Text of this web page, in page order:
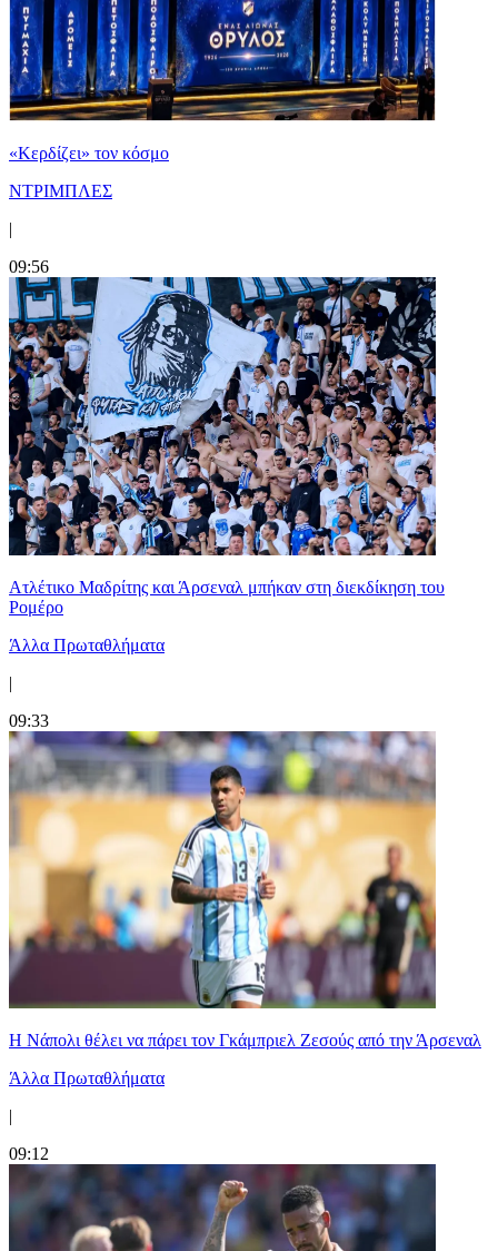
«Κερδίζει» τον κόσμο
ΝΤΡΙΜΠΛΕΣ
|
09:56
Ατλέτικο Μαδρίτης και Άρσεναλ μπήκαν στη διεκδίκηση του
Ρομέρο
Άλλα Πρωταθλήματα
|
09:33
Η Νάπολι θέλει να πάρει τον Γκάμπριελ Ζεσούς από την Άρσεναλ
Άλλα Πρωταθλήματα
|
09:12